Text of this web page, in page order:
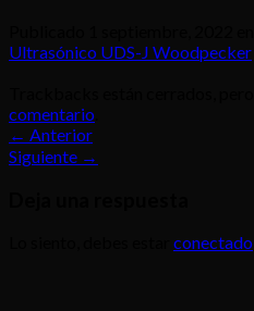
Ultrasónico UDS-J Woodpecker
comentario
← Anterior
Siguiente →
conectado